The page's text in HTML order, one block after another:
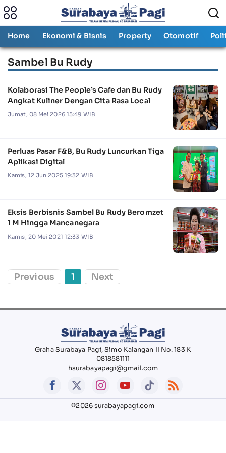
Home Ekonomi & Bisnis Property Otomotif
Sambel Bu Rudy
Kolaborasi The People’s Cafe dan Bu Rudy
Angkat Kuliner Dengan Cita Rasa Local
Jumat, 08 Mei 2026 15:49 WIB
Perluas Pasar F&B, Bu Rudy Luncurkan Tiga
Aplikasi Digital
Kamis, 12 Jun 2025 19:32 WIB
Eksis Berbisnis Sambel Bu Rudy Beromzet
1 M Hingga Mancanegara
Kamis, 20 Mei 2021 12:33 WIB
Previous 1 Next
Graha Surabaya Pagi, Simo Kalangan II No. 183 K
0818581111
hsurabayapagi@gmail.com
©2026 surabayapagi.com